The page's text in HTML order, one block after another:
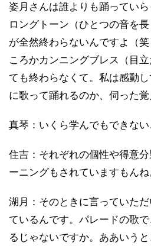
姿月さんは誰よりも踊ってい
ロングトーン（ひとつの音を長
が全然終わらないんですよ（
ころかカンニングブレス（目
ても終わらなくて。私は感動
に歌って踊れるのか、伺った覚
真琴：いくら学んでもできない
住吉：それぞれの個性や得意
ーニングもされていますもんね
湖月：そのときに言っていた
ているんです。パレードの歌
るじゃないですか。ああいう